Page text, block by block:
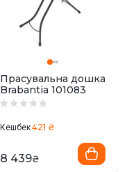
Прасувальна дошка
Brabantia 101083
Кешбек421 ₴
8 439₴